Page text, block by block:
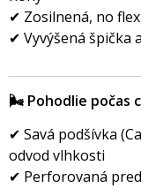
✔ Zosilnená, no
✔ Vyvýšená špička
🌬️ Pohodlie počas
✔ Savá podšívka
odvod vlhkosti
✔ Perforovaná